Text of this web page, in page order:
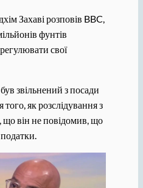
Захаві розповів BBC,
фунтів
свої
звільнений з посади
того, як розслідування з
він не повідомив, що